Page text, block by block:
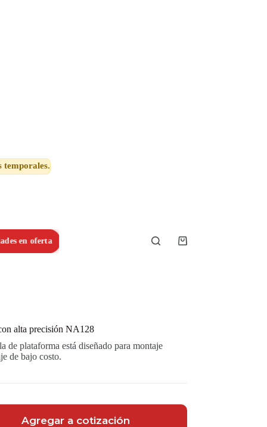
temporales.
en oferta
Shopping
alta precisión NA128
de plataforma está diseñado para montaje
de bajo costo.
Agregar a cotización